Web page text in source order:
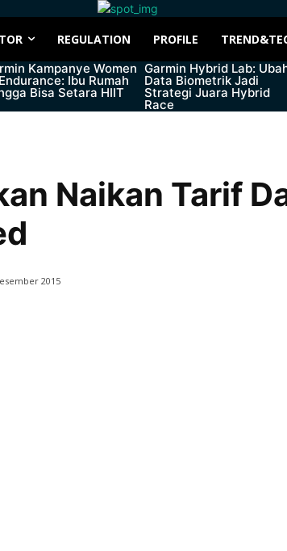
REGULATION PROFILE
Kampanye Women
Ibu Rumah
Bisa Setara HIIT
Garmin Hybrid Lab:
Data Biometrik Jadi
Strategi Juara Hybrid
Race
Naikan Tarif
2015